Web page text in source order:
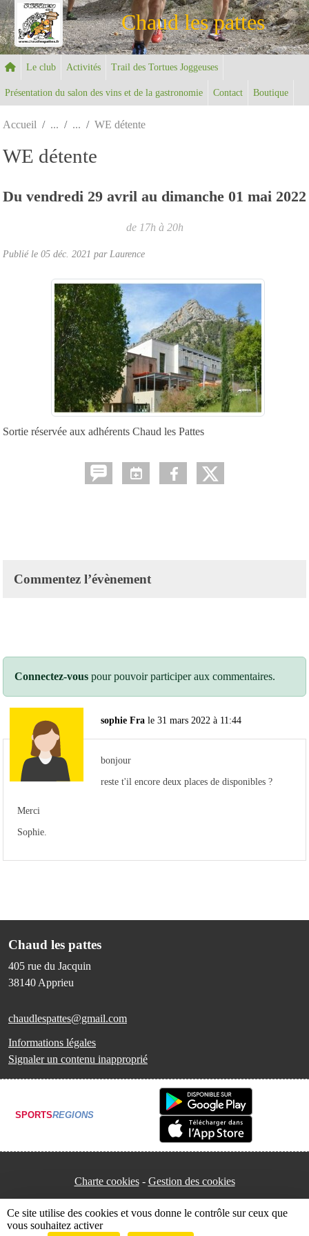
Chaud les pattes
Le club Activités Trail des Tortues Joggeuses
Présentation du salon des vins et de la gastronomie Contact Boutique
Accueil WE détente
WE détente
Du vendredi 29 avril au dimanche 01 mai 2022
de 17h à 20h
Publié le 05 déc. 2021 par Laurence
Sortie réservée aux adhérents Chaud les Pattes
Commentez l’évènement
Connectez-vous pour pouvoir participer aux commentaires.
sophie Fra le 31 mars 2022 à 11:44
bonjour
reste t'il encore deux places de disponibles ?
Merci
Sophie.
Chaud les pattes
405 rue du Jacquin
38140 Apprieu
chaudlespattes@gmail.com
Informations légales
Signaler un contenu inapproprié
SPORTSREGIONS
Charte cookies Gestion des cookies
Panneau de gestion des cookies
Ce site utilise des cookies et vous donne le contrôle sur ceux que
vous souhaitez activer